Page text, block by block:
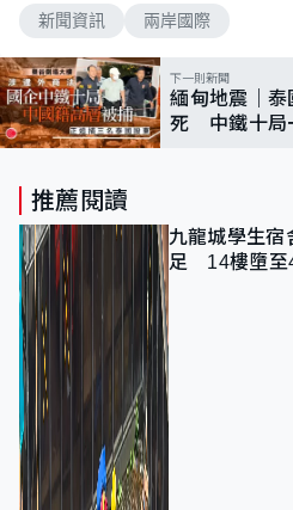
新聞資訊 兩岸國際
下一則新聞
緬甸地震｜
死 中鐵十局
推薦閱讀
九龍城學生宿
足 14樓墮至